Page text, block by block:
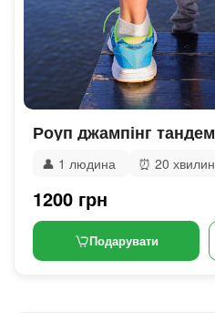
Роуп джампінг тандем
👤 1 людина ⏰ 20 хвилин
1200 грн
Подарувати